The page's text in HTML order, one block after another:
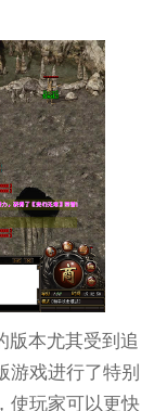
版本尤其受到追
游戏进行了特别
使玩家可以更快